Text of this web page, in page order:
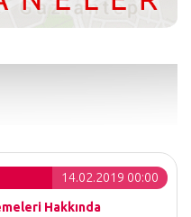
14.02.2019 00:00
Hakkında